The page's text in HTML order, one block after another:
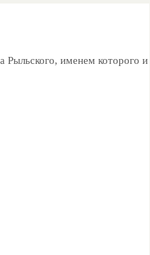
Рыльского, именем которого и